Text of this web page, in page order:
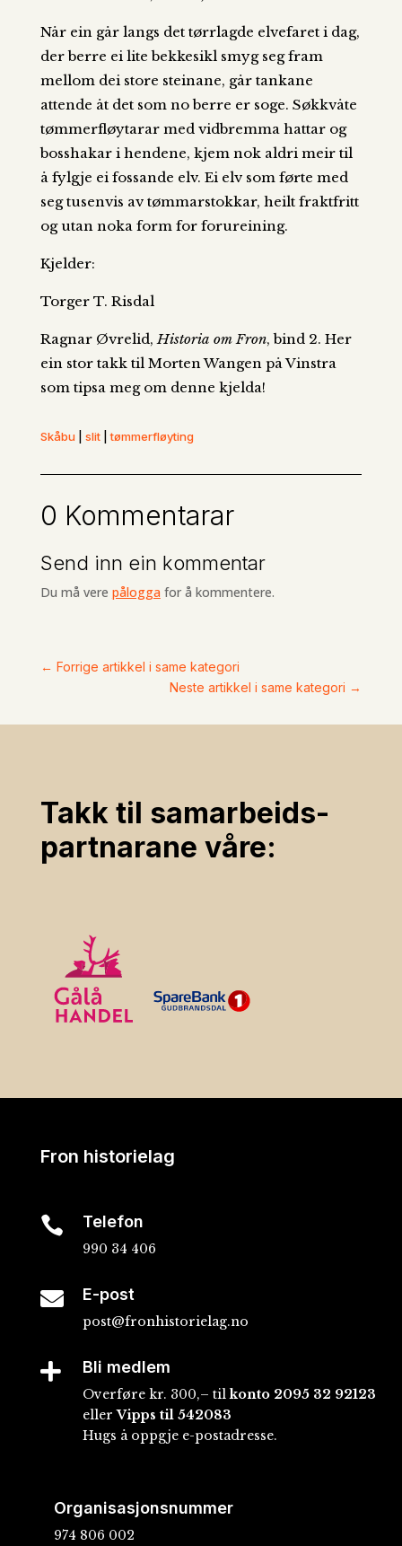
Når ein går langs det tørrlagde elvefaret i dag,
der berre ei lite bekkesikl smyg seg fram
mellom dei store steinane, går tankane
attende åt det som no berre er soge. Søkkvåte
tømmerfløytarar med vidbremma hattar og
bosshakar i hendene, kjem nok aldri meir til
å fylgje ei fossande elv. Ei elv som førte med
seg tusenvis av tømmarstokkar, heilt fraktfritt
og utan noka form for forureining.
Kjelder:
Torger T. Risdal
Ragnar Øvrelid,Historia om Fron, bind 2. Her
ein stor takk til Morten Wangen på Vinstra
som tipsa meg om denne kjelda!
Skåbu| slit|tømmerfløyting
0 Kommentarar
Send inn ein kommentar
Du må vere påloggafor å kommentere.
← Forrige artikkel i same kategori
Neste artikkel i same kategori →
Takk til samarbeids­
partnarane våre:
Fron historielag
 Telefon
990 34 406
 E-post
post@fronhistorielag.no
 Bli medlem
Overføre kr. 300,– tilkonto 2095 32 92123
ellerVipps til 542083
Hugs å oppgje e-postadresse.
Organisasjonsnummer
974 806 002